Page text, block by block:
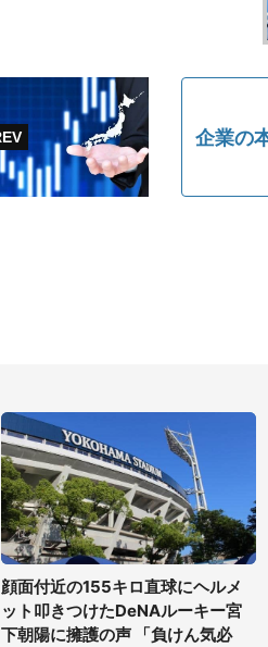
企業の
顔面付近の155キロ直球にヘルメ
ット叩きつけたDeNAルーキー宮
下朝陽に擁護の声 「負けん気必